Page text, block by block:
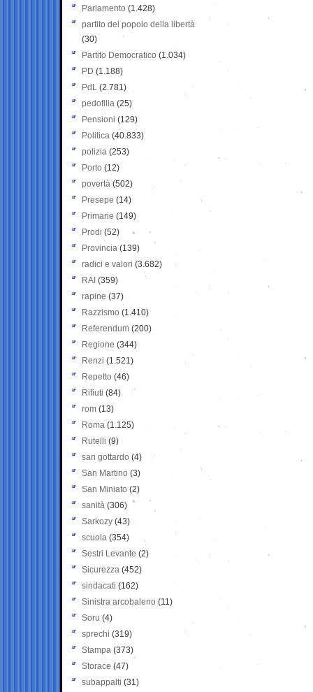
Parlamento (1.428)
partito del popolo della libertà
(30)
Partito Democratico (1.034)
PD (1.188)
PdL (2.781)
pedofilia (25)
Pensioni (129)
Politica (40.833)
polizia (253)
Porto (12)
povertà (502)
Presepe (14)
Primarie (149)
Prodi (52)
Provincia (139)
radici e valori (3.682)
RAI (359)
rapine (37)
Razzismo (1.410)
Referendum (200)
Regione (344)
Renzi (1.521)
Repetto (46)
Rifiuti (84)
rom (13)
Roma (1.125)
Rutelli (9)
san gottardo (4)
San Martino (3)
San Miniato (2)
sanità (306)
Sarkozy (43)
scuola (354)
Sestri Levante (2)
Sicurezza (452)
sindacati (162)
Sinistra arcobaleno (11)
Soru (4)
sprechi (319)
Stampa (373)
Storace (47)
subappalti (31)